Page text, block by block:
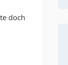
doch